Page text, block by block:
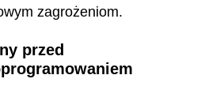
zagrożeniom.
przed